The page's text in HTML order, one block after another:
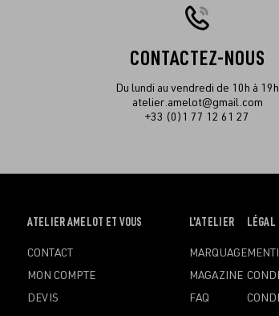
CONTACTEZ-NOUS
Du lundi au vendredi de 10h à 19h
atelier.amelot@gmail.com
+33 (0)1 77 12 61 27
OUVRIR
MENU
ATELIER AMELOT ET VOUS
CONTACT
MON COMPTE
DEVIS
OUVRIR
MENU
L'ATELIER
MARQUAGE
MAGAZINE
FAQ
OUVRIR
MENU
LÉGAL